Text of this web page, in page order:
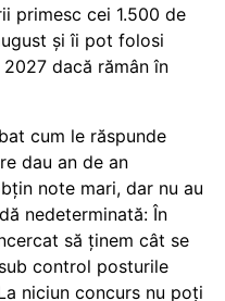
primesc cei 1.500 de
și îi pot folosi
dacă rămân în
cum le răspunde
dau an de an
note mari, dar nu au
nedeterminată: În
să ținem cât se
control posturile
niciun concurs nu poți